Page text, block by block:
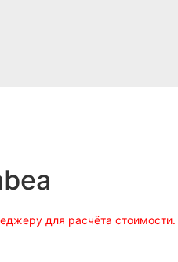
для расчёта стоимости.